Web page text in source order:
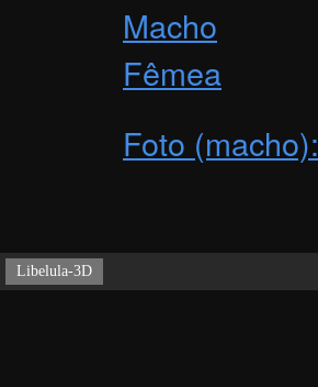
Macho
Fêmea
Foto (macho):
Libelula-3D